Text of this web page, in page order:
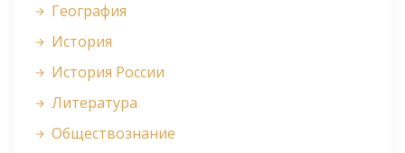
География
История
История России
Литература
Обществознание